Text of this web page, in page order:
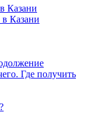
Казани
Казани
Где получить